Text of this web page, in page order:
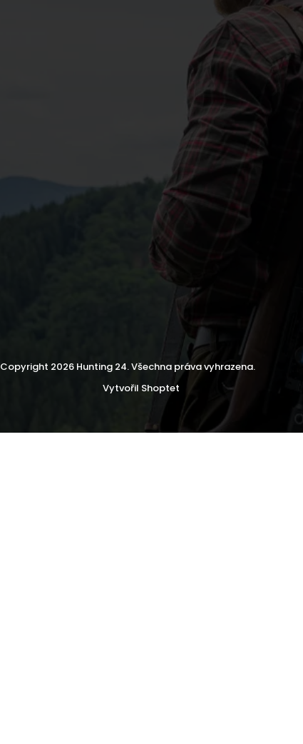
Vytvořil Shoptet
Copyright 2026 Hunting 24. Všechna práva vyhrazena.